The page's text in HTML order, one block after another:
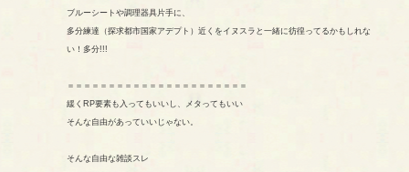
ブルーシートや調理器具片手に、
多分練達（探求都市国家アデプト）近くをイヌスラと一緒に彷徨ってるかもしれな
い！多分!!!
＝＝＝＝＝＝＝＝＝＝＝＝＝＝＝＝＝＝＝＝＝＝
緩くRP要素も入ってもいいし、メタってもいい
そんな自由があっていいじゃない。
そんな自由な雑談スレ